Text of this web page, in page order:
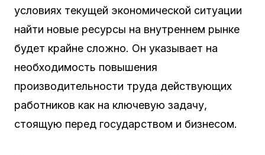
условиях текущей экономической ситуации
найти новые ресурсы на внутреннем рынке
будет крайне сложно. Он указывает на
необходимость повышения
производительности труда действующих
работников как на ключевую задачу,
стоящую перед государством и бизнесом.